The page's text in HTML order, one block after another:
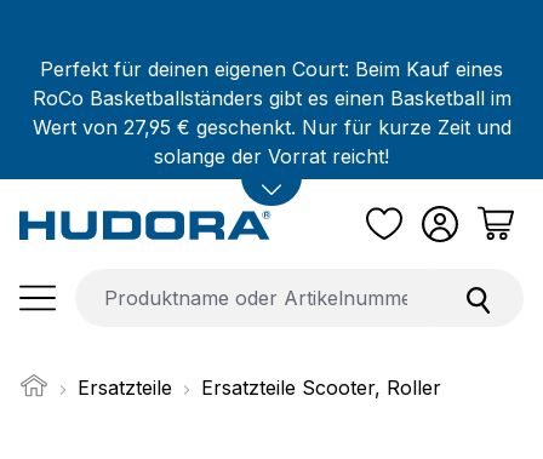
Perfekt für deinen eigenen Court: Beim Kauf eines
RoCo Basketballständers gibt es einen Basketball im
Wert von 27,95 € geschenkt. Nur für kurze Zeit und
solange der Vorrat reicht!
Ersatzteile Ersatzteile Scooter, Roller